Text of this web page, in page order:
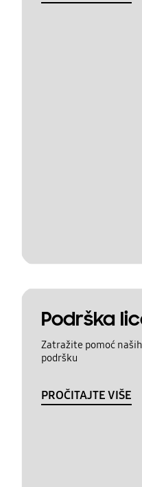
Podrška
Zatražite pomoć
podršku
PROČITAJTE VIŠE